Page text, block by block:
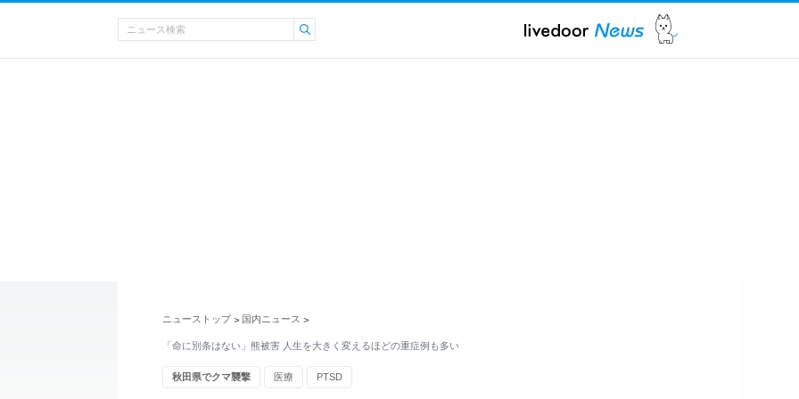
ニューストップ > 国内ニュース >
「命に別条はない」熊被害 人生を大きく変えるほどの重症例も多い
秋田県でクマ襲撃 医療 PTSD